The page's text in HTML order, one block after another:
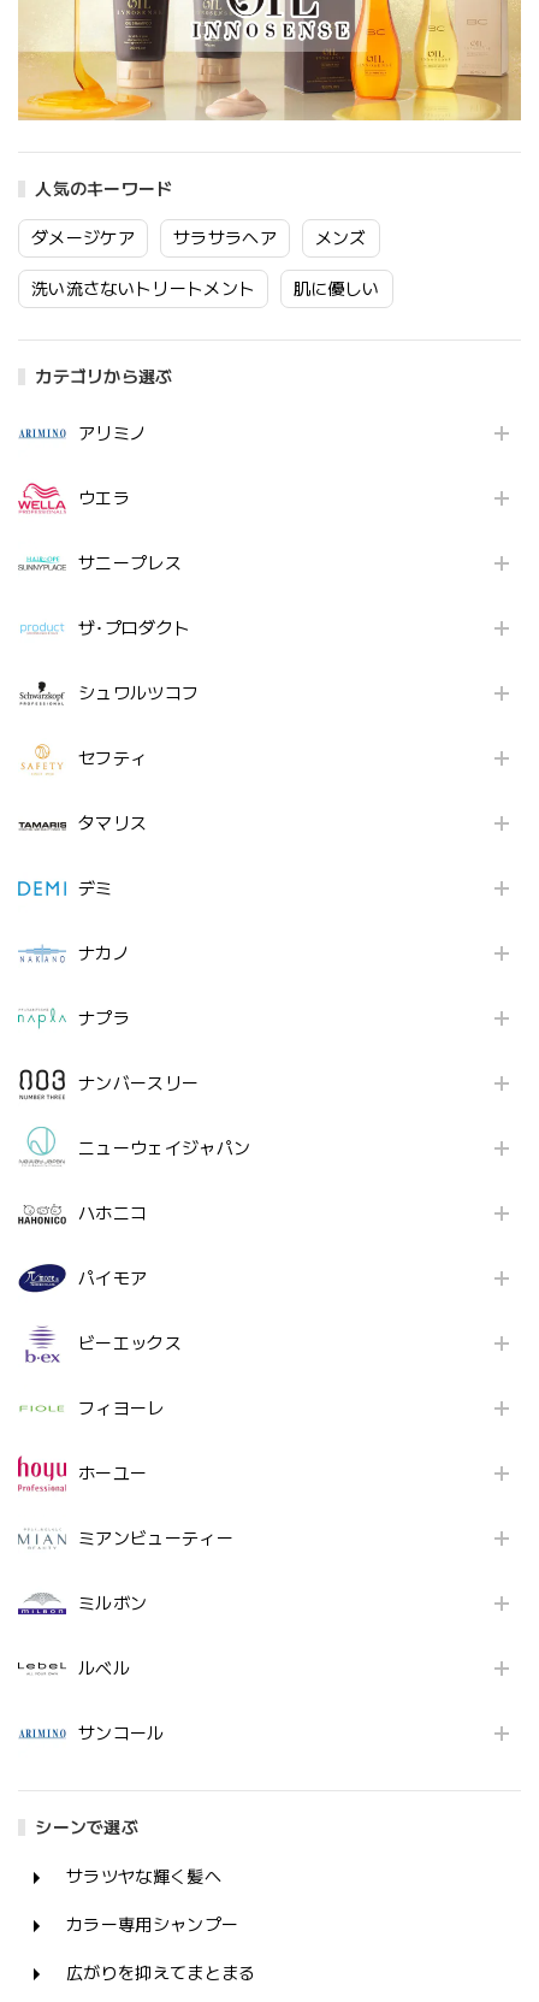
人気のキーワード
ダメージケア サラサラヘア メンズ
洗い流さないトリートメント 肌に優しい
カテゴリから選ぶ
アリミノ
ウエラ
サニープレス
ザ･プロダクト
シュワルツコフ
セフティ
タマリス
デミ
ナカノ
ナプラ
ナンバースリー
ニューウェイジャパン
ハホニコ
パイモア
ビーエックス
フィヨーレ
ホーユー
ミアンビューティー
ミルボン
ルベル
サンコール
シーンで選ぶ
サラツヤな輝く髪へ
カラー専用シャンプー
広がりを抑えてまとまる